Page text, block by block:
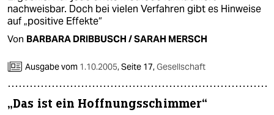
nachweisbar. Doch bei vielen Verfahren gibt es Hinweise
auf „positive Effekte“
Von BARBARA DRIBBUSCH / SARAH MERSCH
Ausgabe vom 1.10.2005,Seite 17,Gesellschaft
„Das ist ein Hoffnungsschimmer“